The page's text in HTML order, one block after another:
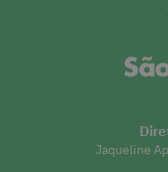
Jaqueline